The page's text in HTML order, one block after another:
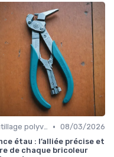
Outillage polyvalent • 08/03/2026
étau : l’alliée précise et
de chaque bricoleur